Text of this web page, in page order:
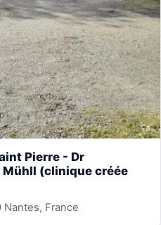
Pierre - Dr
Mühll (clinique créée
Nantes, France